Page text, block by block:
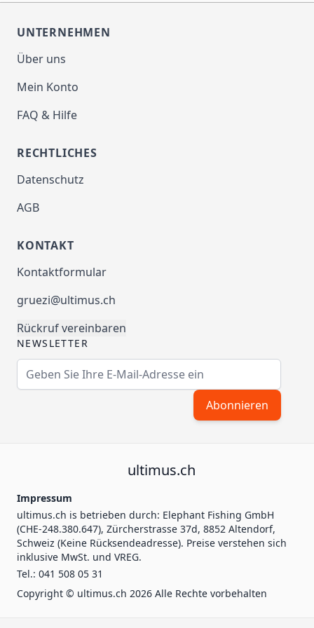
Megapixel
Konnektivität
Kommunikationstechni
k
Bluetooth Version
GPS
Prozessor
Prozessor Unisoc T107
Mono-core
Art des
Speichersteckplatzes
Speicherplatz
Arbeitsspeicher 64 MB
UNTERNEHMEN
Über uns
Mein Konto
FAQ & Hilfe
RECHTLICHES
Datenschutz
AGB
KONTAKT
Kontaktformular
gruezi@ultimus.ch
Rückruf vereinbaren
NEWSLETTER
E-Mailadresse
Abonnieren
ultimus.ch
Impressum
ultimus.ch is betrieben durch: Elephant Fishing GmbH
(CHE-248.380.647), Zürcherstrasse 37d, 8852 Altendorf,
Schweiz (Keine Rücksendeadresse). Preise verstehen sich
inklusive MwSt. und VREG.
Tel.: 041 508 05 31
Copyright © ultimus.ch 2026 Alle Rechte vorbehalten